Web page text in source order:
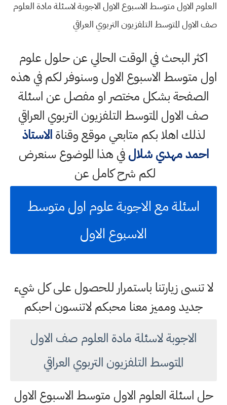
العلوم الاول متوسط الاسبوع الاول الاجوبة لاسئلة مادة العلوم
صف الاول المتوسط التلفزيون التربوي العراقي
اكثر البحث في الوقت الحالي عن حلول علوم
اول متوسط الاسبوع الاول وسنوفر لكم في هذه
الصفحة بشكل مختصر او مفصل عن اسئلة
صف الاول المتوسط التلفزيون التربوي العراقي
لذلك اهلا بكم متابعي موقع وقناةالاستاذ
احمد مهدي شلالفي هذا الموضوع سنعرض
لكم شرح كامل عن
اسئلة مع الاجوبة علوم اول متوسط
الاسبوع الاول
لا تنسى زيارتنا باستمرار للحصول على كل شيء
جديد ومميز معنا محبكم لاتنسون احبكم
الاجوبة لاسئلة مادة العلوم صف الاول
المتوسط التلفزيون التربوي العراقي
حل اسئلة العلوم الاول متوسط الاسبوع الاول